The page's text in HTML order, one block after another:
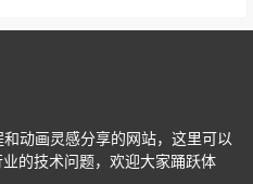
动画灵感分享的网站，这里可以
的技术问题，欢迎大家踊跃体